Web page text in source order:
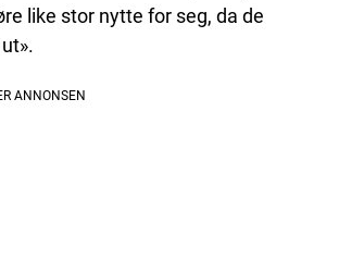
like stor nytte for seg, da de